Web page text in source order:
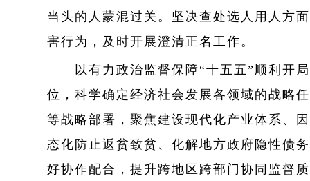
当头的人蒙混过关。坚决查处选人用人方
害行为，及时开展澄清正名工作。
以有力政治监督保障“十五五”顺利开局
位，科学确定经济社会发展各领域的战略
等战略部署，聚焦建设现代化产业体系、
态化防止返贫致贫、化解地方政府隐性债
好协作配合，提升跨地区跨部门协同监督